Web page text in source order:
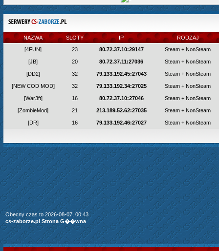
NAZWA SLOTY IP
RODZAJ
[4FUN]
23 80.72.37.10:29147 Steam + NonSteam
[JB] 20 80.72.37.11:27036 Steam + NonSteam
[DD2] 32 79.133.192.45:27043 Steam + NonSteam
[NEW COD MOD] 32 79.133.192.34:27025 Steam + NonSteam
[War3ft] 16 80.72.37.10:27046 Steam + NonSteam
[ZombieMod] 21 213.189.52.62:27035 Steam + NonSteam
[DR] 16 79.133.192.46:27027 Steam + NonSteam
Obecny czas to 2026-08-07, 00:43
cs-zaborze.pl Strona G��wna